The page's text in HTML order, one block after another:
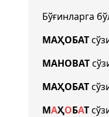
Бўғинларга
МАҲОБАТ
MAHOBAT
МАҲОБАТ
МАҲОБАТ